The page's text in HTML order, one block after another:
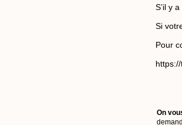
S’il y
Si
Pour
On